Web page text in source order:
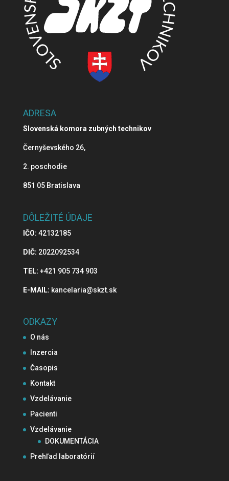
ADRESA
Slovenská komora zubných technikov
Černyševského 26,
2. poschodie
851 05 Bratislava
DÔLEŽITÉ ÚDAJE
IČO: 42132185
DIČ: 2022092534
TEL: +421 905 734 903
E-MAIL: kancelaria@skzt.sk
ODKAZY
O nás
Inzercia
Časopis
Kontakt
Vzdelávanie
Pacienti
Vzdelávanie
DOKUMENTÁCIA
Prehľad laboratórií